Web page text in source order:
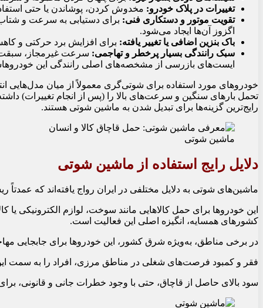
تغییرات در پلاک خودرو: مخدوش کردن، پوشاندن یا حتی
تقویت موتور و دستکاری فنی: برای دستیابی به سرعت و شتاب
اگزوز آن‌ها ایجاد می‌شود.
باک بنزین اضافی یا تغییر یافته: برای افزایش برد حرکتی و
سبک رانندگی بسیار پرخطر و تهاجمی: سرعت غیرمجاز،
ایست‌های بازرسی از مشخصه‌های اصلی رانندگی این
خودروهای مورد استفاده برای شوتی‌گری معمولاً از میان مدل‌هایی
رایج‌ترین گزینه‌ها برای تبدیل شدن به ماشین شوتی هستند.
ماشین شوتی
دلایل رایج استفاده از ماشین شوتی
ماشین‌های شوتی به دلایل مختلفی در ایران رواج یافته‌اند که عمدتاً
این خودروها برای حمل کالاهایی مانند سوخت، لوازم الکترونیکی
کشورهای همسایه، انگیزه اصلی این فعالیت است.
در برخی مناطق، به‌ویژه شرق کشور، این خودروها برای جابجایی
فقر و کمبود فرصت‌های شغلی در مناطق مرزی، افراد را به سمت
سود بالای حاصل از قاچاق، حتی با وجود خطرات جانی و قانونی،